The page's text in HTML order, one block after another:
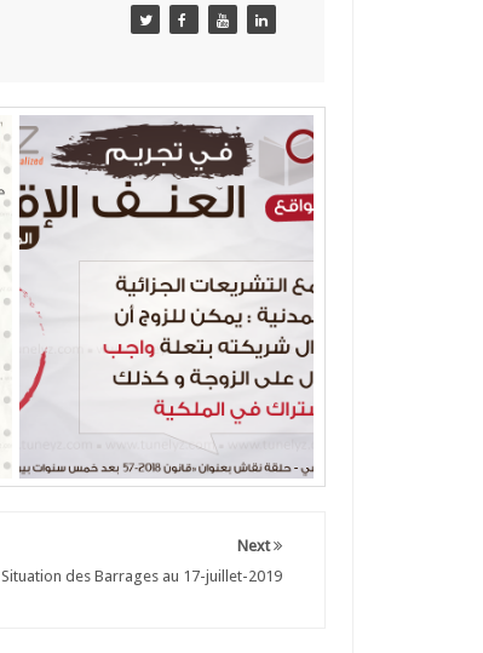
Next
Situation des Barrages au 17-juillet-2019